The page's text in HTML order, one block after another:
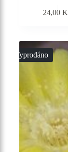
24,00
Vyprodáno